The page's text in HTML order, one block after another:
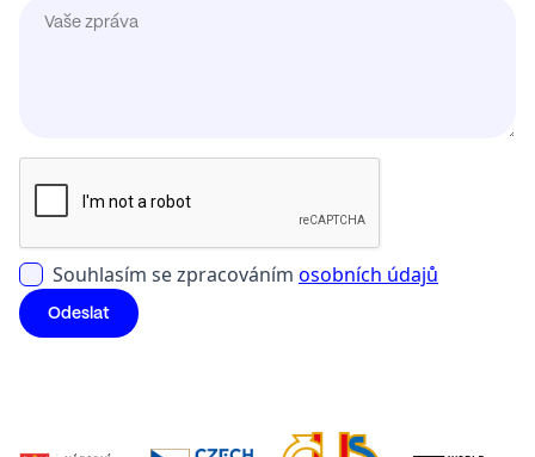
Souhlasím se zpracováním osobních údajů